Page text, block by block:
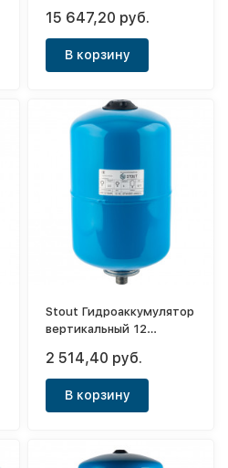
15 647,20 руб.
В корзину
Stout Гидроаккумулятор
вертикальный 12
2 514,40 руб.
В корзину